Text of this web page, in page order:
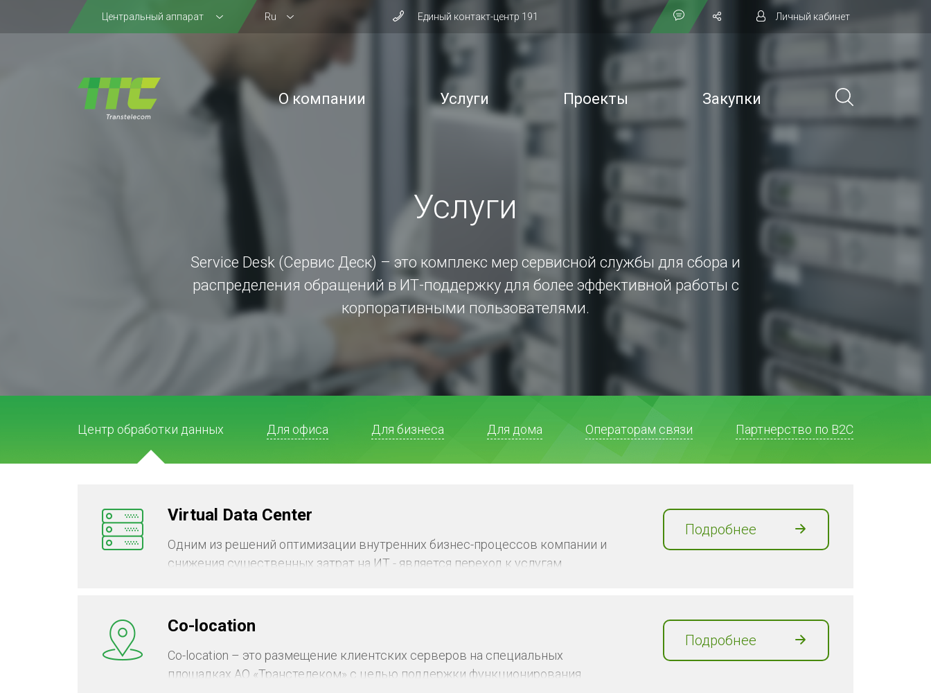
Центральный аппарат Ru Единый контакт-центр 191 Личный кабинет
О компании Услуги Проекты Закупки
Услуги
Service Desk (Сервис Деск) – это комплекс мер сервисной службы для сбора и
распределения обращений в ИТ-поддержку для более эффективной работы с
корпоративными пользователями.
Центр обработки данных Для офиса Для бизнеса Для дома Операторам связи Партнерство по В2С
Virtual Data Center
Одним из решений оптимизации внутренних бизнес-процессов компании и
снижения существенных затрат на ИТ - является переход к услугам
информационного обмена и сокращения расходов. Дата-центры
Подробнее
Co-location
Co-location – это размещение клиентских серверов на специальных
площадках АО «Транстелеком» с целью поддержки функционирования
Подробнее